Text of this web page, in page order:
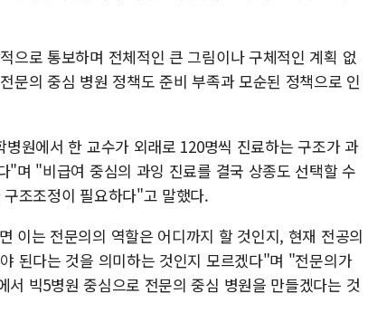
으로 통보하며 전체적인 큰 그림이나 구체적인 계획 없
문의 중심 병원 정책도 준비 부족과 모순된 정책으로 인
원에서 한 교수가 외래로 120명씩 진료하는 구조가 과
"며 "비급여 중심의 과잉 진료를 결국 상종도 선택할 수
조조정이 필요하다"고 말했다.
이는 전문의의 역할은 어디까지 할 것인지, 현재 전공의
된다는 것을 의미하는 것인지 모르겠다"며 "전문의가
빅5병원 중심으로 전문의 중심 병원을 만들겠다는 것